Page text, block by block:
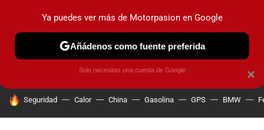
PRUEBAS COCHES ELÉCTRICOS OBSERVATORIO
HOY SE HABLA DE
Seguridad Calor China Gasolina GPS BMW
×
Ya puedes ver más de Motorpasion en Google
Añádenos como fuente preferida
Solo necesitas una cuenta de Google